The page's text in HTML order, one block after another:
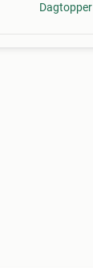
Dagtopper